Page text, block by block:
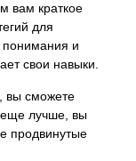
вам краткое
для
и
свои навыки.
вы сможете
еще лучше, вы
продвинутые